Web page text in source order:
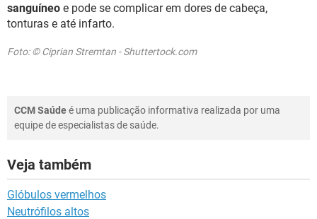
sanguíneo e pode se complicar em dores de cabeça,
tonturas e até infarto.
Foto: © Ciprian Stremtan - Shuttertock.com
CCM Saúdeé uma publicação informativa realizada por uma
equipe de especialistas de saúde.
Veja também
Glóbulos vermelhos
Neutrófilos altos